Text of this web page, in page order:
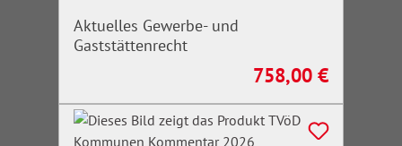
Aktuelles Gewerbe- und
Gaststättenrecht
Regulärer Preis:
758,00 €